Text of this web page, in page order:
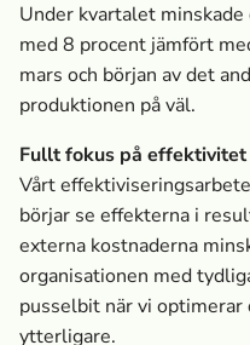
Under kvartalet
med 8 procent jämfört
mars och början av det
produktionen på väl.
Fullt fokus på effektivitet
Vårt
börjar se effekterna i
externa kostnaderna
organisationen med
pusselbit när vi
ytterligare.